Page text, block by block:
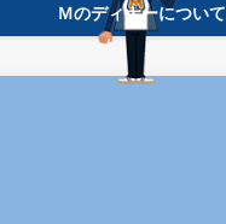
Ｍのディナーについて